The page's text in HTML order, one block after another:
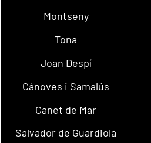
Montseny
Tona
Joan Despí
Cànoves i Samalús
Canet de Mar
Salvador de Guardiola